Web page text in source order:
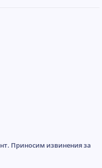
Приносим извинения за